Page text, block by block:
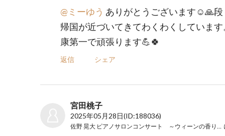
@ミーゆう ありがとうございます☺️🙏段
帰国が近づいてきてわくわくしていま
康第一で頑張ります💪🍀
返信 シェア
宮田桃子
2025年05月28日(ID:188036)